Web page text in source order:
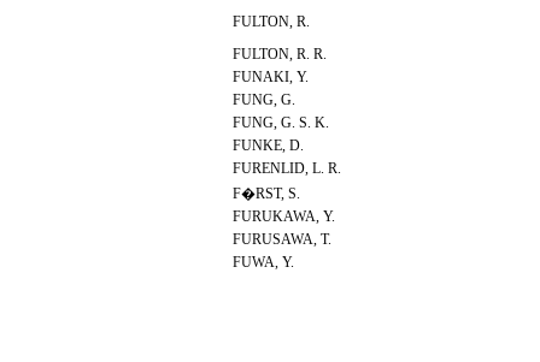
FULTON, R.
FULTON, R. R.
FUNAKI, Y.
FUNG, G.
FUNG, G. S. K.
FUNKE, D.
FURENLID, L. R.
F�RST, S.
FURUKAWA, Y.
FURUSAWA, T.
FUWA, Y.